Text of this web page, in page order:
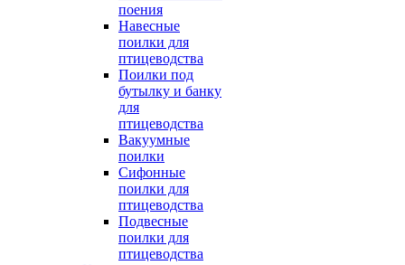
поения
Навесные
поилки для
птицеводства
Поилки под
бутылку и банку
для
птицеводства
Вакуумные
поилки
Сифонные
поилки для
птицеводства
Подвесные
поилки для
птицеводства